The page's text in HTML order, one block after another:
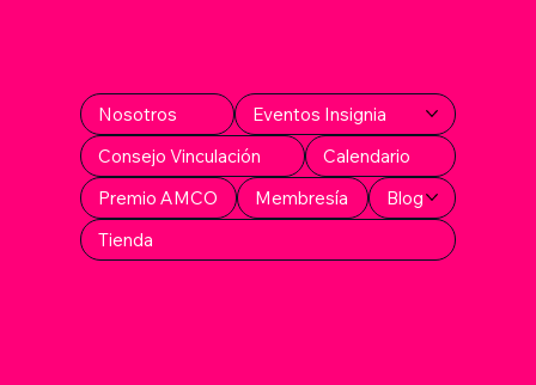
Nosotros
Eventos Insignia
Consejo Vinculación
Calendario
Premio AMCO
Membresía
Blog
Tienda